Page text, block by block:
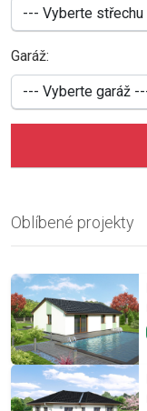
Garáž:
Oblíbené projekty